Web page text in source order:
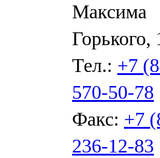
Максима
Горького,
Тел.: +7
570-50-78
Факс: +7
236-12-83